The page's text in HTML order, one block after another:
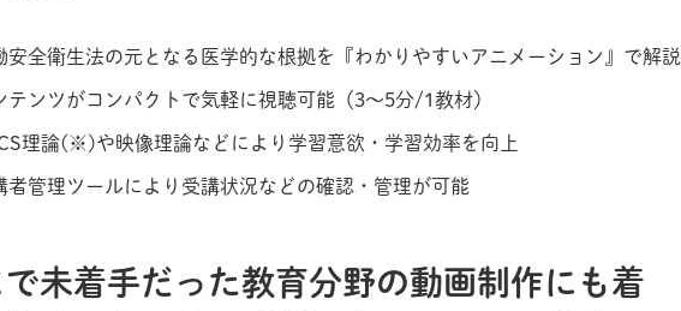
安全衛生法の元となる医学的な根拠を『わかりやすいアニメーション』で解説
テンツがコンパクトで気軽に視聴可能（3～5分/1教材）
理論(※)や映像理論などにより学習意欲・学習効率を向上
者管理ツールにより受講状況などの確認・管理が可能
未着手だった教育分野の動画制作にも着